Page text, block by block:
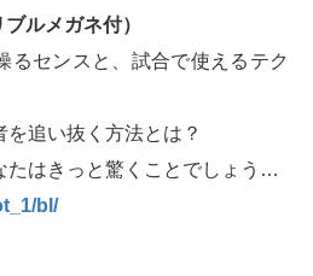
ルメガネ付）
るセンスと、試合で使えるテク
追い抜く方法とは？
たはきっと驚くことでしょう…
bl/